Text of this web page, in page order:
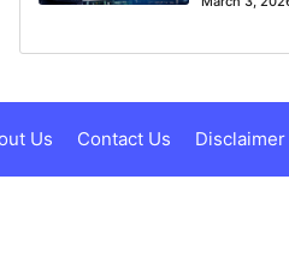
Us Contact Us Disclaimer